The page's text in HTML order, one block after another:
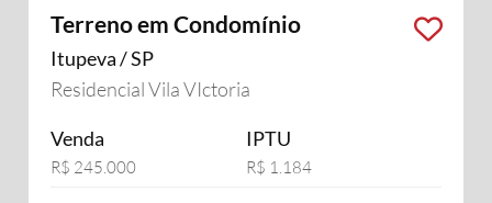
Terreno em Condomínio
Itupeva / SP
Residencial Vila VIctoria
Venda
R$ 245.000
IPTU
R$ 1.184